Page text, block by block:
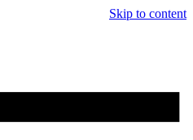
Skip to content